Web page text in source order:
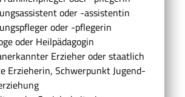
oder -assistentin
oder -pflegerin
oder Heilpädagogin
Erzieher oder staatlich
Erzieherin, Schwerpunkt Jugend-